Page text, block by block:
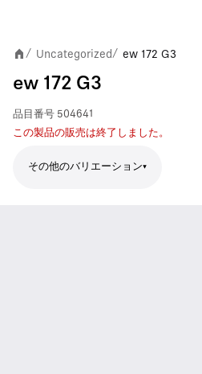
/ Uncategorized/ ew 172 G3
ew 172 G3
品目番号 504641
この製品の販売は終了しました。
その他のバリエーション